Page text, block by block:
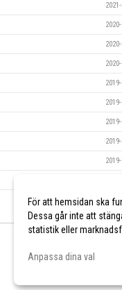
För att hemsidan ska
Dessa går inte att
statistik eller
Anpassa dina val